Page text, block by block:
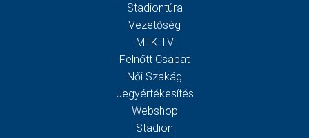
Stadiontúra
Vezetőség
MTK TV
Felnőtt Csapat
Női Szakág
Jegyértékesítés
Webshop
Stadion